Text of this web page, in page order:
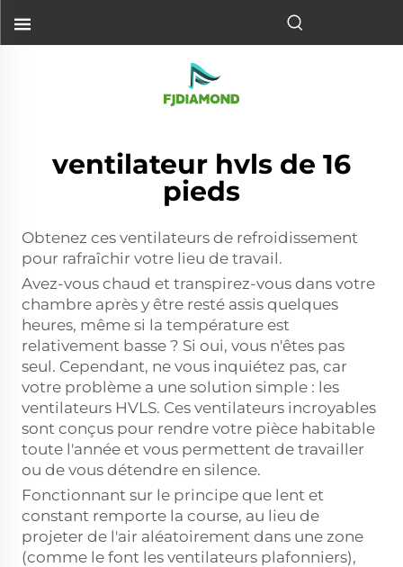
ventilateur hvls de 16
pieds
Obtenez ces ventilateurs de refroidissement
pour rafraîchir votre lieu de travail.
Avez-vous chaud et transpirez-vous dans votre
chambre après y être resté assis quelques
heures, même si la température est
relativement basse ? Si oui, vous n'êtes pas
seul. Cependant, ne vous inquiétez pas, car
votre problème a une solution simple : les
ventilateurs HVLS. Ces ventilateurs incroyables
sont conçus pour rendre votre pièce habitable
toute l'année et vous permettent de travailler
ou de vous détendre en silence.
Fonctionnant sur le principe que lent et
constant remporte la course, au lieu de
projeter de l'air aléatoirement dans une zone
(comme le font les ventilateurs plafonniers),